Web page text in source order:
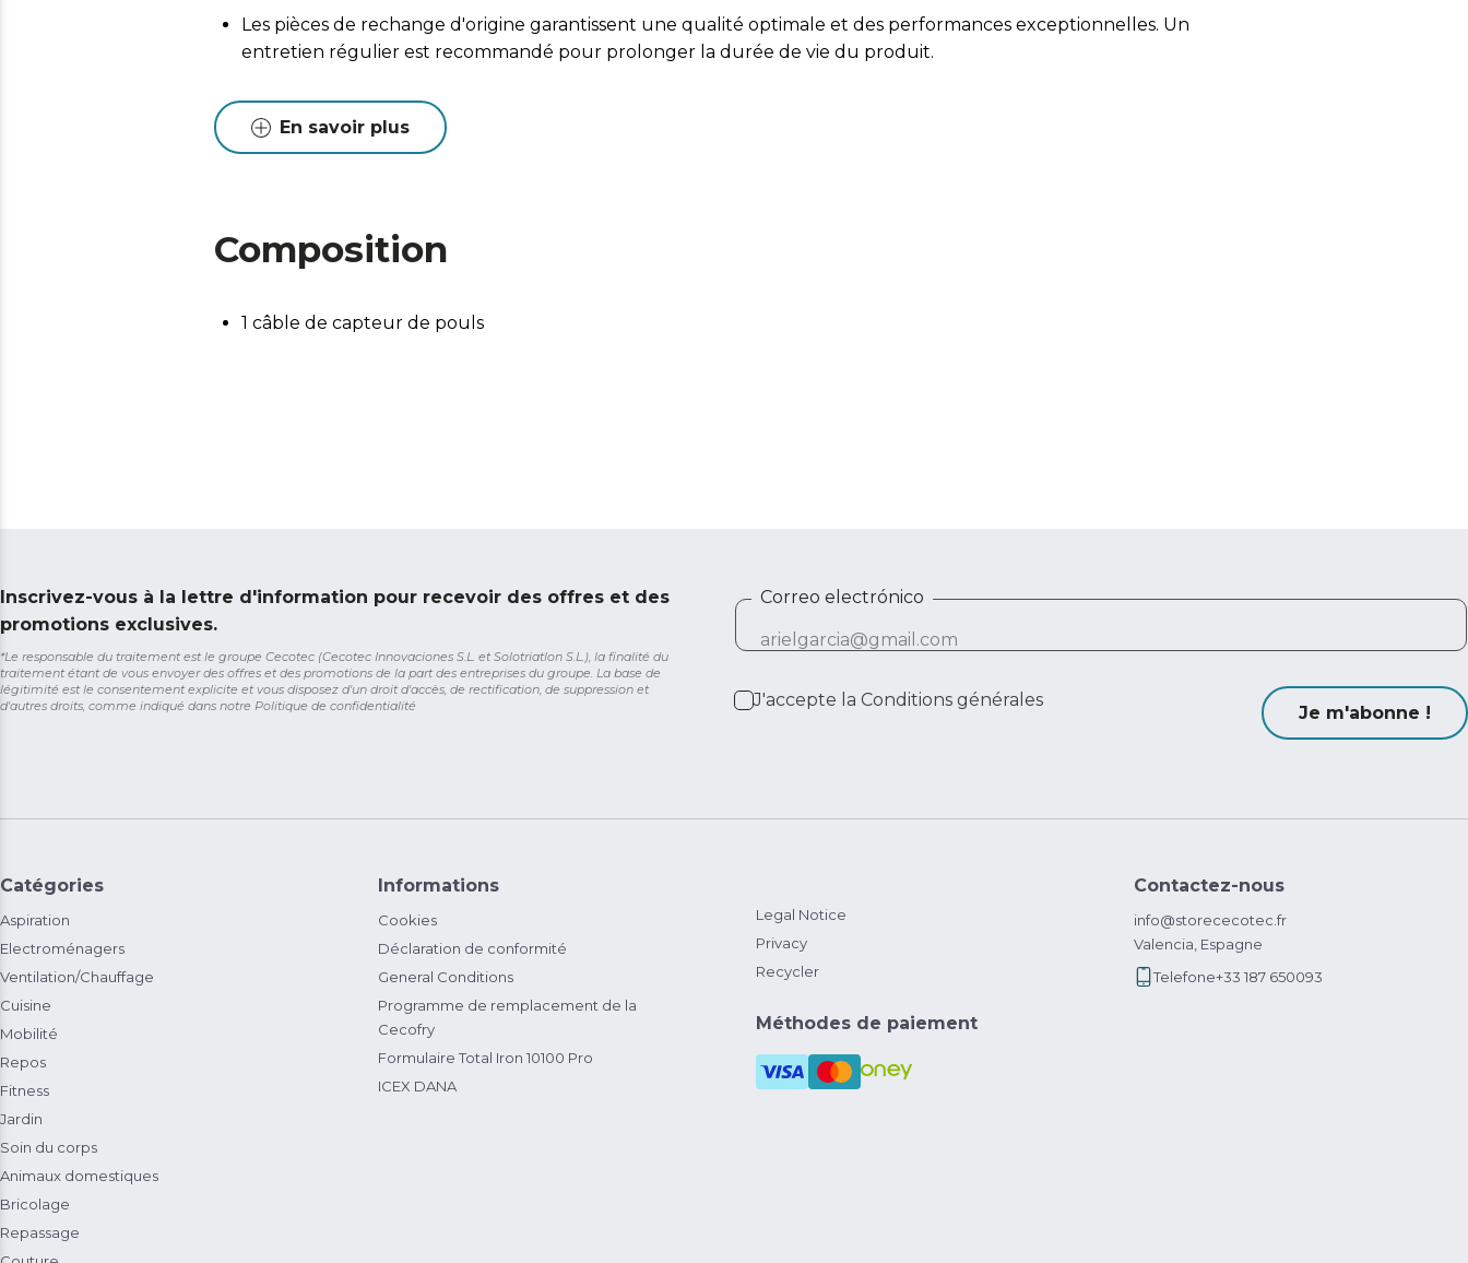
Les pièces de rechange d'origine garantissent une qualité optimale et des performances exceptionnelles. Un
entretien régulier est recommandé pour prolonger la durée de vie du produit.
En savoir plus
Composition
1 câble de capteur de pouls
Inscrivez-vous à la lettre d'information pour recevoir des offres et des
promotions exclusives.
*Le responsable du traitement est le groupe Cecotec (Cecotec Innovaciones S.L. et Solotriatlon S.L.), la finalité du
traitement étant de vous envoyer des offres et des promotions de la part des entreprises du groupe. La base de
légitimité est le consentement explicite et vous disposez d'un droit d'accès, de rectification, de suppression et
d'autres droits, comme indiqué dans notre Politique de confidentialité
Correo electrónico
J'accepte la Conditions générales
Je m'abonne !
Catégories
Aspiration
Electroménagers
Ventilation/Chauffage
Cuisine
Mobilité
Repos
Fitness
Jardin
Soin du corps
Animaux domestiques
Bricolage
Repassage
Informations
Cookies
Déclaration de conformité
General Conditions
Programme de remplacement de la
Cecofry
Formulaire Total Iron 10100 Pro
ICEX DANA
Legal Notice
Privacy
Recycler
Méthodes de paiement
Contactez-nous
info@storececotec.fr
Valencia, Espagne
Telefone+33 187 650093